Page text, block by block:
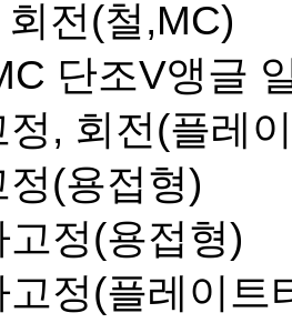
전(철,MC)
단조V앵글
, 회전(플레
(용접형)
정(용접형)
정(플레이트